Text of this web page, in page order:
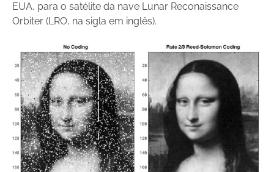
EUA, para o satélite da nave Lunar Reconaissance
Orbiter (LRO, na sigla em inglês).